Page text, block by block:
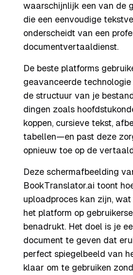
waarschijnlijk een van de
die een eenvoudige
onderscheidt van een
documentvertaaldienst.
De beste platforms
geavanceerde
de structuur van je
dingen zoals
koppen, cursieve tekst,
tabellen—en past deze
opnieuw toe op de
Deze schermafbeelding
BookTranslator.ai toont
uploadproces kan zijn,
het platform op
benadrukt. Het doel is je
document te geven dat
perfect spiegelbeeld van
klaar om te gebruiken